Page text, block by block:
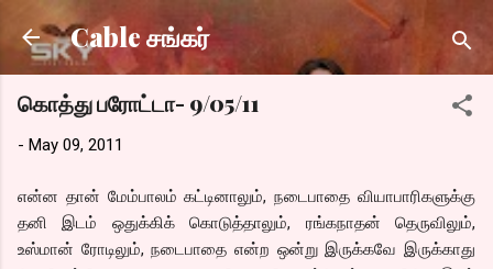
Skip to main content
Cable சங்கர்
கொத்து பரோட்டா- 9/05/11
- May 09, 2011
என்ன தான் மேம்பாலம் கட்டினாலும், நடைபாதை வியாபாரிகளுக்கு
தனி இடம் ஒதுக்கிக் கொடுத்தாலும், ரங்கநாதன் தெருவிலும்,
உஸ்மான் ரோடிலும், நடைபாதை என்ற ஒன்று இருக்கவே இருக்காது